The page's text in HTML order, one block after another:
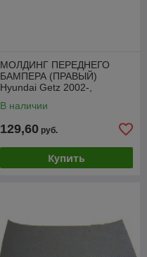
МОЛДИНГ ПЕРЕДНЕГО
БАМПЕРА (ПРАВЫЙ)
Hyundai Getz 2002-,
В наличии
129,60 руб.
Купить